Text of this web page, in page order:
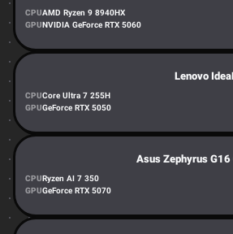
CPUAMD Ryzen 9 8940HX
GPUNVIDIA GeForce RTX 5060
Lenovo
CPUCore Ultra 7 255H
GPUGeForce RTX 5050
Asus Zephyrus
CPURyzen AI 7 350
GPUGeForce RTX 5070